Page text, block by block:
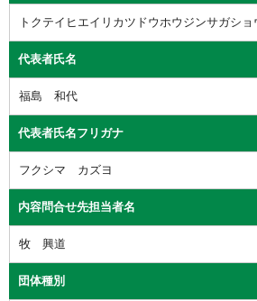
トクテイヒエイリカツドウホウジンサガシ
代表者氏名
福島 和代
代表者氏名フリガナ
フクシマ カズヨ
内容問合せ先担当者名
牧 興道
団体種別